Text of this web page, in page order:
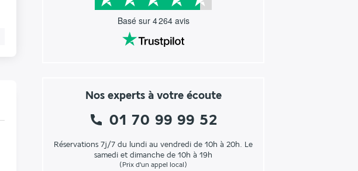
Basé sur 4 264avis
Nos experts à votre écoute
01 70 99 99 52
Réservations 7j/7 du lundi au vendredi de 10h à 20h. Le
samedi et dimanche de 10h à 19h
(Prix d'un appel local)